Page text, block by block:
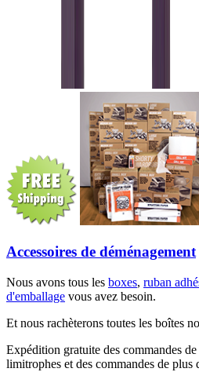
Accessoires de déménagement
Nous avons tous les boxes, ruban
d'emballage vous avez besoin.
Et nous rachèterons toutes les boîtes
Expédition gratuite des commandes
limitrophes et des commandes de plus